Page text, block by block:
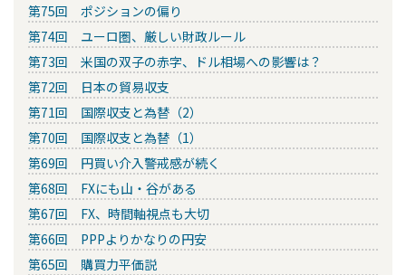
第75回 ポジションの偏り
第74回 ユーロ圏、厳しい財政ルール
第73回 米国の双子の赤字、ドル相場への影響は？
第72回 日本の貿易収支
第71回 国際収支と為替（2）
第70回 国際収支と為替（1）
第69回 円買い介入警戒感が続く
第68回 FXにも山・谷がある
第67回 FX、時間軸視点も大切
第66回 PPPよりかなりの円安
第65回 購買力平価説